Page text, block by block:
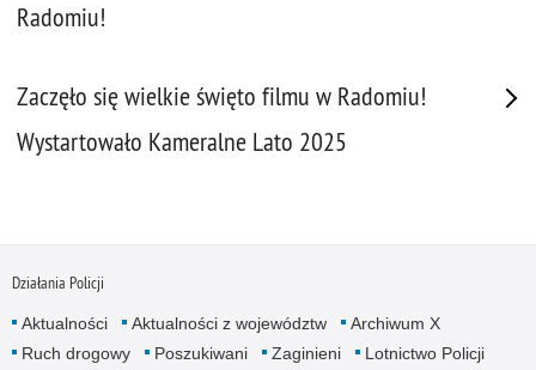
Radomiu!
Zaczęło się wielkie święto filmu w Radomiu!
Wystartowało Kameralne Lato 2025
Działania Policji
Aktualności Aktualności z województw
Archiwum X
Ruch drogowy
Poszukiwani Zaginieni
Lotnictwo Policji